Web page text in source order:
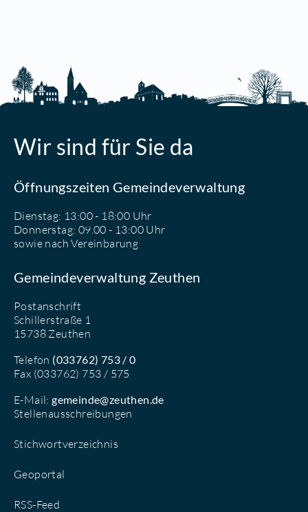
Wir sind für Sie da
Öffnungszeiten Gemeindeverwaltung
Dienstag: 13:00 - 18:00 Uhr
Donnerstag: 09.00 - 13:00 Uhr
sowie nach Vereinbarung
Gemeindeverwaltung Zeuthen
Postanschrift
Schillerstraße 1
15738 Zeuthen
Telefon (033762) 753 / 0
Fax (033762) 753 / 575
E-Mail:gemeinde@zeuthen.de
Stellenausschreibungen
Stichwortverzeichnis
Geoportal
RSS-Feed